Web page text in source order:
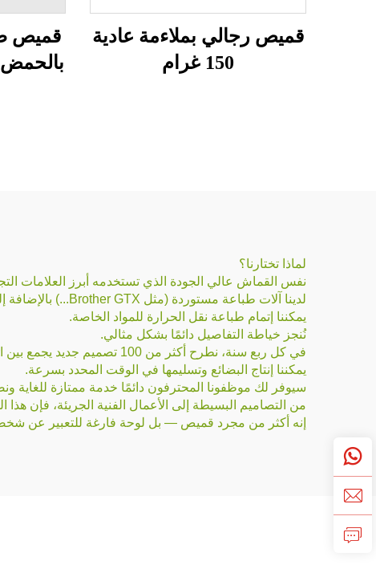
قميص رجالي بملاءمة عادية
150 غرام
قميص
بالحمض
لماذا تختارنا؟
نفس القماش عالي الجودة الذي تستخدمه أبرز العلامات التجارية
لدينا آلات طباعة مستوردة (مثل Brother GTX...) بالإضافة إلى آلات طباعة صينية الصنع.
يمكننا إتمام طباعة نقل الحرارة للمواد الخاصة.
نُنجز خياطة التفاصيل دائمًا بشكل مثالي.
في كل ربع سنة، نطرح أكثر من 100 تصميم جديد يجمع بين اتجاهات السوق.
يمكننا إنتاج البضائع وتسليمها في الوقت المحدد بسرعة.
سيوفر لك موظفونا المحترفون دائمًا خدمة ممتازة للغاية
من التصاميم البسيطة إلى الأعمال الفنية الجريئة، فإن
إنه أكثر من مجرد قميص — بل لوحة فارغة للتعبير عن